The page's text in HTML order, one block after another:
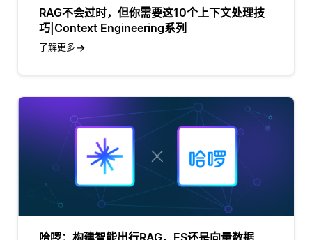
RAG不会过时，但你需要这10个上下文处理技
巧|Context Engineering系列
了解更多